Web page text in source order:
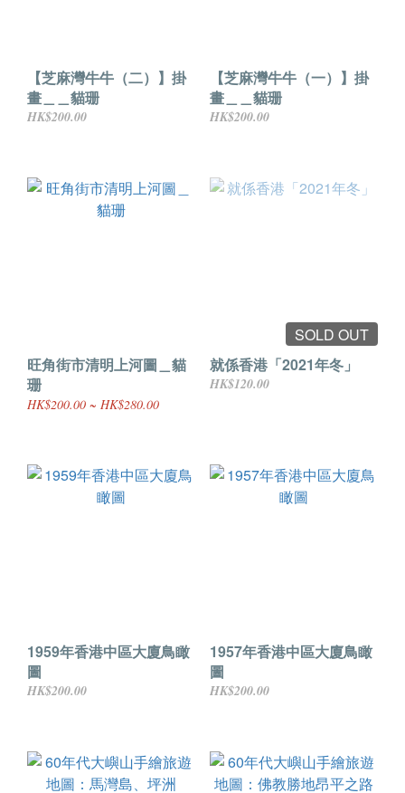
【芝麻灣牛牛（二）】掛
畫＿＿貓珊
HK$200.00
【芝麻灣牛牛（一）】掛
畫＿＿貓珊
HK$200.00
旺角街市清明上河圖＿貓
珊
HK$200.00 ~ HK$280.00
SOLD OUT
就係香港「2021年冬」
HK$120.00
1959年香港中區大廈鳥瞰
圖
HK$200.00
1957年香港中區大廈鳥瞰
圖
HK$200.00